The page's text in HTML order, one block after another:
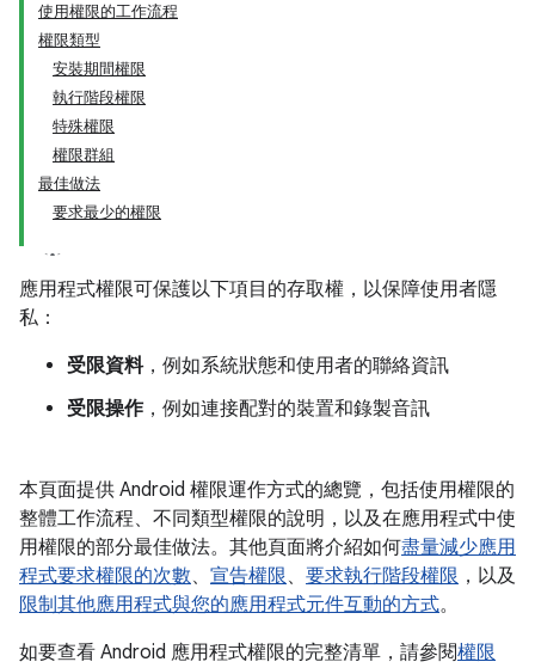
使用權限的工作流程
權限類型
安裝期間權限
執行階段權限
特殊權限
權限群組
最佳做法
要求最少的權限
應用程式權限可保護以下項目的存取權，以保障使用者隱
私：
受限資料，例如系統狀態和使用者的聯絡資訊
受限操作，例如連接配對的裝置和錄製音訊
本頁面提供 Android 權限運作方式的總覽，包括使用權限的
整體工作流程、不同類型權限的說明，以及在應用程式中使
用權限的部分最佳做法。其他頁面將介紹如何盡量減少應用
程式要求權限的次數、 宣告權限、 要求執行階段權限 ，以及
限制其他應用程式與您的應用程式元件互動的方式。
如要查看 Android 應用程式權限的完整清單，請參閱權限